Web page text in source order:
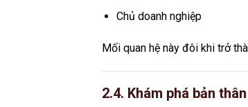
Chủ doanh nghiệp
Mối quan hệ này đôi khi trở
2.4. Khám phá bản